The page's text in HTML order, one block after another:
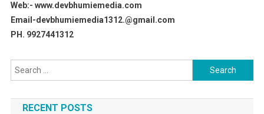
Web:- www.devbhumiemedia.com
Email-devbhumiemedia1312.@gmail.com
PH. 9927441312
Search
for:
RECENT POSTS